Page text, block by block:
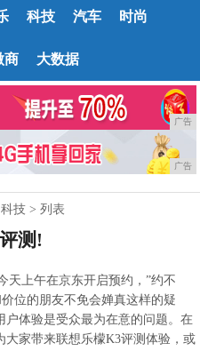
科技 汽车 时尚
商 大数据
广告
广告
科技 > 列表
测!
天上午在京东开启预约，”约不
位的朋友不免会婵真这样的疑
户体验是受众最为在意的问题。在
家带来联想乐檬K3评测体验，或